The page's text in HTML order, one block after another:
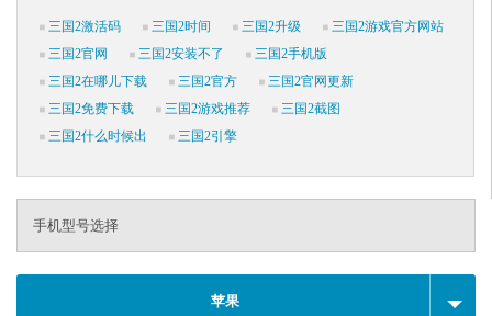
三国2激活码 三国2时间 三国2升级
三国2游戏官方网站
三国2官网
三国2安装不了
三国2手机版
三国2在哪儿下载
三国2官方
三国2官网更新
三国2免费下载
三国2游戏推荐
三国2截图
三国2什么时候出
三国2引擎
手机型号选择
苹果